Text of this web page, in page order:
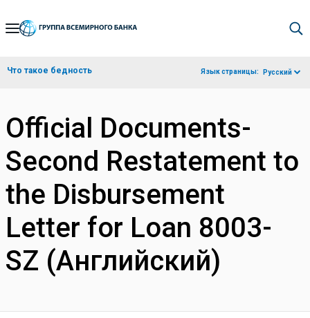
Skip
Navigation
Что такое бедность Язык страницы: Русский
Official Documents-
Second Restatement to
the Disbursement
Letter for Loan 8003-
SZ (Английский)